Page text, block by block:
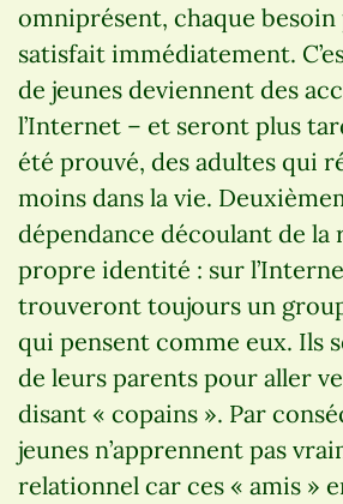
omniprésent, chaque
satisfait immédiatement.
de jeunes deviennent des
l’Internet – et seront plus
été prouvé, des adultes qui
moins dans la vie.
dépendance découlant de la
propre identité : sur
trouveront toujours un
qui pensent comme eux. Ils
de leurs parents pour aller
disant « copains ». Par
jeunes n’apprennent pas
relationnel car ces « amis »